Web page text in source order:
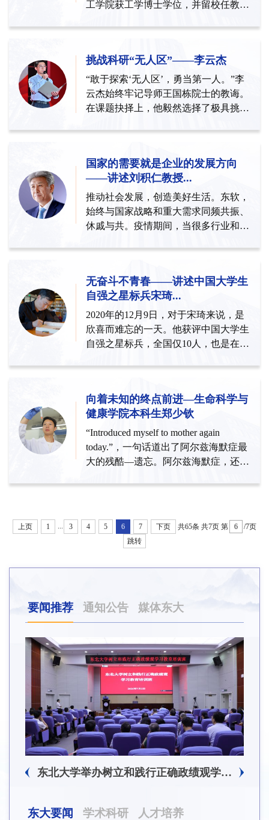
工学院获工学博士学位，并留校任教。
挑战科研“无人区”——李云杰
“敢于探索‘无人区’，勇当第一人。”李
云杰始终牢记导师王国栋院士的教诲。
在课题抉择上，他毅然选择了极具挑战
国家的需要就是企业的发展方向
——讲述刘积仁教授...
推动社会发展，创造美好生活。东软，
始终与国家战略和重大需求同频共振、
休戚与共。疫情期间，当很多行业和企
无奋斗不青春——讲述中国大学生
自强之星标兵宋琦...
2020年的12月9日，对于宋琦来说，是
欣喜而难忘的一天。他获评中国大学生
自强之星标兵，全国仅10人，也是在这
向着未知的终点前进—生命科学与
健康学院本科生郑少钦
“Introduced myself to mother again
today.”，一句话道出了阿尔兹海默症最
大的残酷—遗忘。阿尔兹海默症，还有
上页 1 ... 3 4 5 6 7 下页 共65条 共7页 第
/7页
跳转
要闻推荐 通知公告 媒体东大
东北大学举办树立和践行正确政绩观学习教育培训班
东大要闻 学术科研 人才培养